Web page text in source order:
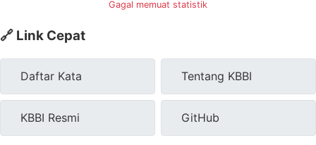
Gagal memuat statistik
🔗 Link Cepat
Daftar Kata Tentang KBBI
KBBI Resmi GitHub